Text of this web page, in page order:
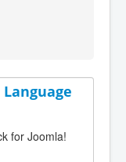
for Joomla!